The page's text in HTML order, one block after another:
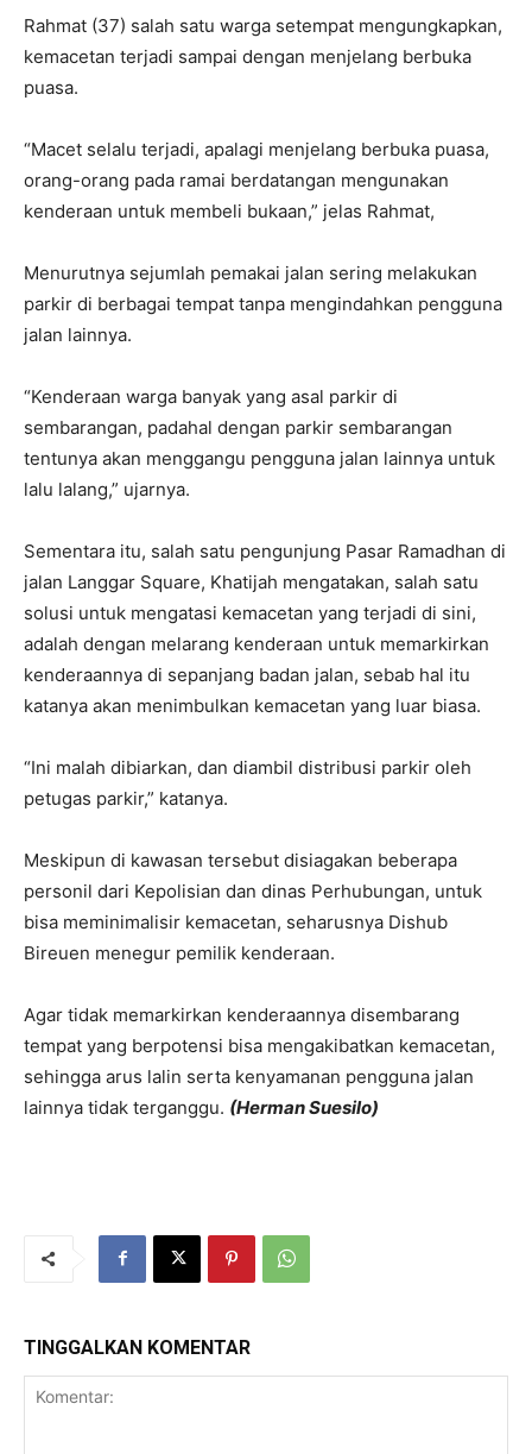
Rahmat (37) salah satu warga setempat mengungkapkan,
kemacetan terjadi sampai dengan menjelang berbuka
puasa.
“Macet selalu terjadi, apalagi menjelang berbuka puasa,
orang-orang pada ramai berdatangan mengunakan
kenderaan untuk membeli bukaan,” jelas Rahmat,
Menurutnya sejumlah pemakai jalan sering melakukan
parkir di berbagai tempat tanpa mengindahkan pengguna
jalan lainnya.
“Kenderaan warga banyak yang asal parkir di
sembarangan, padahal dengan parkir sembarangan
tentunya akan menggangu pengguna jalan lainnya untuk
lalu lalang,” ujarnya.
Sementara itu, salah satu pengunjung Pasar Ramadhan di
jalan Langgar Square, Khatijah mengatakan, salah satu
solusi untuk mengatasi kemacetan yang terjadi di sini,
adalah dengan melarang kenderaan untuk memarkirkan
kenderaannya di sepanjang badan jalan, sebab hal itu
katanya akan menimbulkan kemacetan yang luar biasa.
“Ini malah dibiarkan, dan diambil distribusi parkir oleh
petugas parkir,” katanya.
Meskipun di kawasan tersebut disiagakan beberapa
personil dari Kepolisian dan dinas Perhubungan, untuk
bisa meminimalisir kemacetan, seharusnya Dishub
Bireuen menegur pemilik kenderaan.
Agar tidak memarkirkan kenderaannya disembarang
tempat yang berpotensi bisa mengakibatkan kemacetan,
sehingga arus lalin serta kenyamanan pengguna jalan
lainnya tidak terganggu. (Herman Suesilo)
TINGGALKAN KOMENTAR